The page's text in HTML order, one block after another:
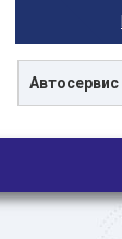
Автосервис